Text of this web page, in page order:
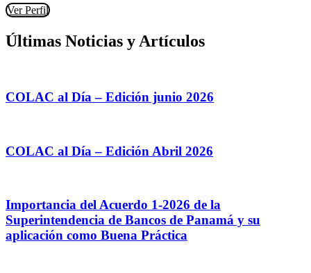
Ver Perfil
Últimas Noticias y Artículos
COLAC al Día – Edición junio 2026
COLAC al Día – Edición Abril 2026
Importancia del Acuerdo 1-2026 de la
Superintendencia de Bancos de Panamá y su
aplicación como Buena Práctica